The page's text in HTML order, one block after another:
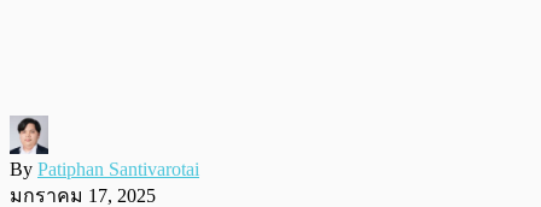
By Patiphan Santivarotai
มกราคม 17, 2025